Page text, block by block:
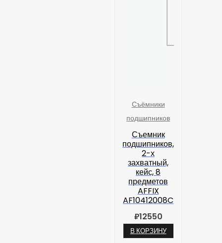
Съёмники
подшипников
Съемник
подшипников,
2-х
захватный,
кейс, 8
предметов
AFFIX
AF10412008C
₽12550
В КОРЗИНУ